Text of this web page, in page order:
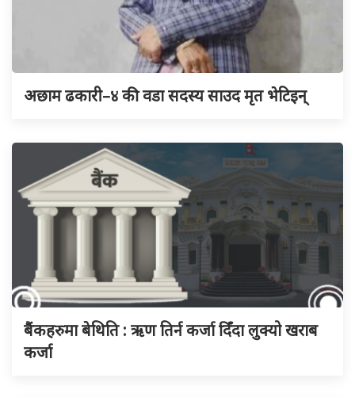
अछाम ढकारी–४ की वडा सदस्य साउद मृत भेटिइन्
बैंकहरुमा बेथिति : ऋण तिर्न कर्जा दिँदा लुक्यो खराब
कर्जा